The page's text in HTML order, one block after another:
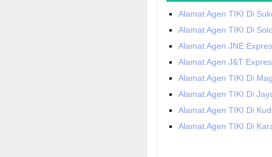
Alamat Agen TIKI Di
Alamat Agen TIKI Di Solo
Alamat Agen JNE
Alamat Agen J&T
Alamat Agen TIKI Di
Alamat Agen TIKI Di
Alamat Agen TIKI Di
Alamat Agen TIKI Di